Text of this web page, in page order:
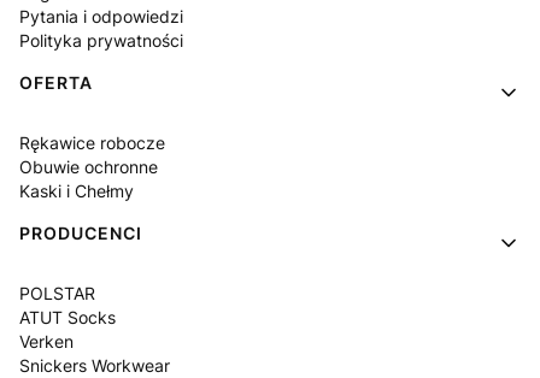
Pytania i odpowiedzi
Polityka prywatności
OFERTA
Rękawice robocze
Obuwie ochronne
Kaski i Chełmy
PRODUCENCI
POLSTAR
ATUT Socks
Verken
Snickers Workwear